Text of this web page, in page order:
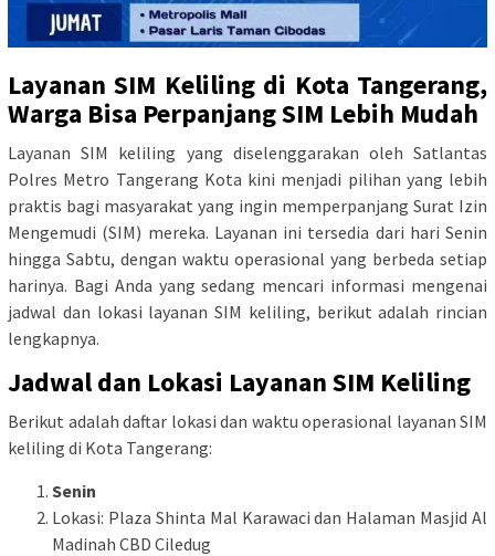
Layanan SIM Keliling di Kota Tangerang,
Warga Bisa Perpanjang SIM Lebih Mudah
Layanan SIM keliling yang diselenggarakan oleh Satlantas
Polres Metro Tangerang Kota kini menjadi pilihan yang lebih
praktis bagi masyarakat yang ingin memperpanjang Surat Izin
Mengemudi (SIM) mereka. Layanan ini tersedia dari hari Senin
hingga Sabtu, dengan waktu operasional yang berbeda setiap
harinya. Bagi Anda yang sedang mencari informasi mengenai
jadwal dan lokasi layanan SIM keliling, berikut adalah rincian
lengkapnya.
Jadwal dan Lokasi Layanan SIM Keliling
Berikut adalah daftar lokasi dan waktu operasional layanan SIM
keliling di Kota Tangerang:
Senin
Lokasi: Plaza Shinta Mal Karawaci dan Halaman Masjid Al
Madinah CBD Ciledug